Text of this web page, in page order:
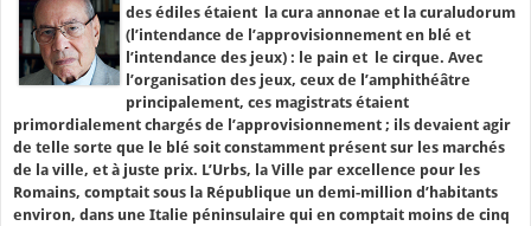
des édiles étaient la cura annonae et la curaludorum
(l’intendance de l’approvisionnement en blé et
l’intendance des jeux) : le pain et le cirque. Avec
l’organisation des jeux, ceux de l’amphithéâtre
principalement, ces magistrats étaient
primordialement chargés de l’approvisionnement ; ils devaient agir
de telle sorte que le blé soit constamment présent sur les marchés
de la ville, et à juste prix. L’Urbs, la Ville par excellence pour les
Romains, comptait sous la République un demi-million d’habitants
environ, dans une Italie péninsulaire qui en comptait moins de cinq